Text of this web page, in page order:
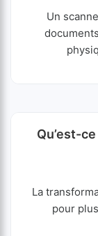
Un
Qu’est-
La
pour